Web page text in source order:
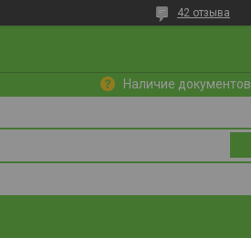
42 отзыва
Наличие документов